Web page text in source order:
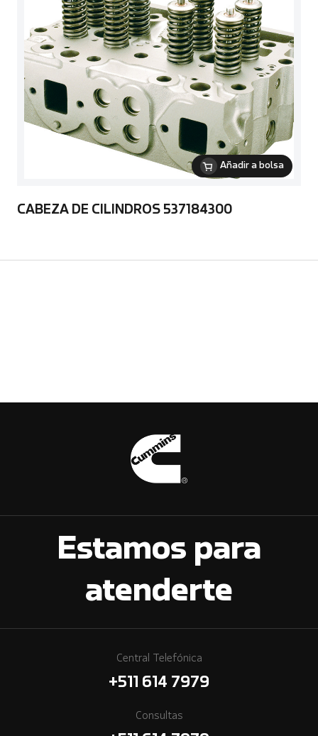
Añadir a bolsa
CABEZA DE CILINDROS 537184300
Estamos para
atenderte
Central Telefónica
+511 614 7979
Consultas